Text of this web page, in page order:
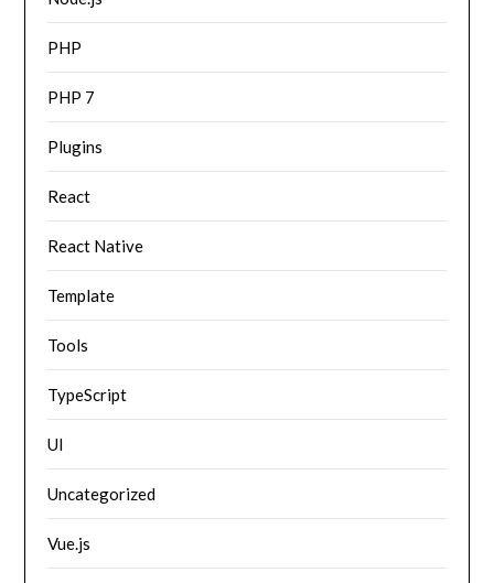
PHP
PHP 7
Plugins
React
React Native
Template
Tools
TypeScript
UI
Uncategorized
Vue.js